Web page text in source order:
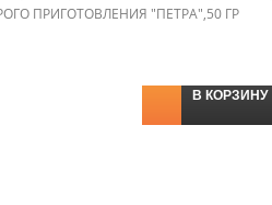
ПРИГОТОВЛЕНИЯ "ПЕТРА",50 ГР
В КОРЗИНУ